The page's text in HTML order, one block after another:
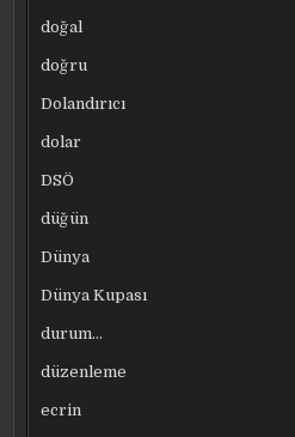
doğal
doğru
Dolandırıcı
dolar
DSÖ
düğün
Dünya
Dünya Kupası
durum…
düzenleme
ecrin